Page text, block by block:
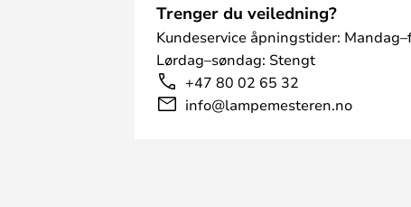
Trenger du veiledning?
Kundeservice åpningstider:
Lørdag–søndag: Stengt
+47 80 02 65 32
info@lampemesteren.no